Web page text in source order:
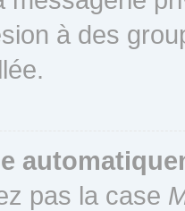
à des
pas la case